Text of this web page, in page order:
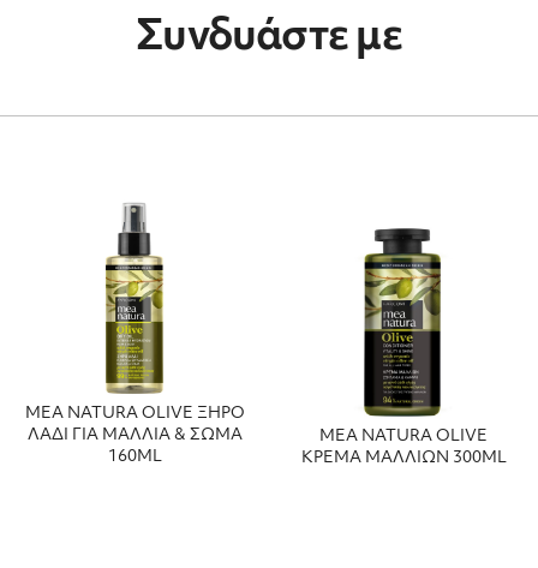
Συνδυάστε με
MEA NATURA OLIVE ΞΗΡΟ
ΛΑΔΙ ΓΙΑ ΜΑΛΛΙΑ & ΣΩΜΑ
160ML
MEA NATURA OLIVE
ΚΡΕΜΑ ΜΑΛΛΙΩΝ 300ML